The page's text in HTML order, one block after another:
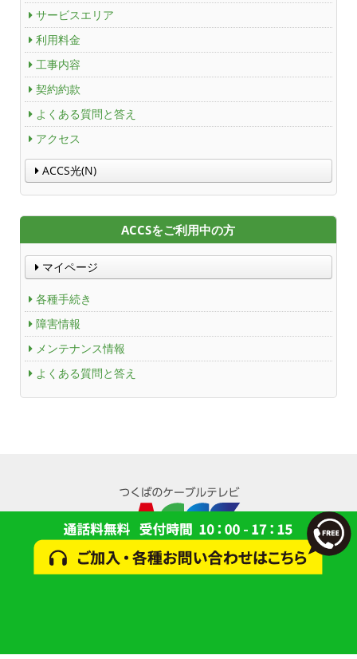
サービスエリア
利用料金
工事内容
契約約款
よくある質問と答え
アクセス
ACCS光(N)
ACCSをご利用中の方
マイページ
各種手続き
障害情報
メンテナンス情報
よくある質問と答え